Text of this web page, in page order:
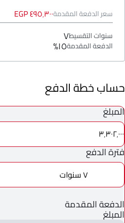
سعر الدفعة المقدمة٤٩٥٬٣٠٠ EGP
سنوات التقسيط٧
الدفعة المقدمة١٥%
حساب خطة الدفع
المبلغ
٣٬٣٠٢٬٠٠٠
فترة الدفع
٧ سنوات
الدفعة المقدمة
المبلغ